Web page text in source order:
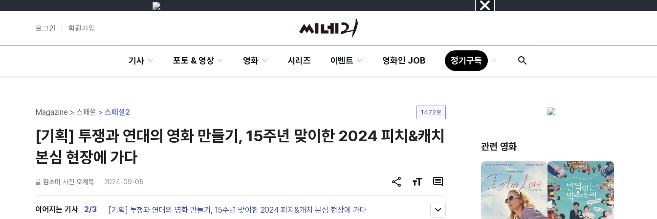
닫
로그인 회원가입
기사 포토 & 영상 영화 시리즈 이벤트 영화인 JOB 정기구독
Magazine > 스페셜 >스페셜2 1472호
[기획] 투쟁과 연대의 영화 만들기, 15주년 맞이한 2024 피치&캐치
본심 현장에 가다
글 김소미 사진 오계옥 2024-09-05
공
유
글
자
댓
글
이어지는 기사
2/3 [기획] 투쟁과 연대의 영화 만들기, 15주년 맞이한 2024 피치&캐치 본심 현장에 가다 모
관련 영화